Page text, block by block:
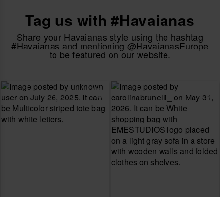
Tag us with #Havaianas
Share your Havaianas style using the hashtag
#Havaianas and mentioning @HavaianasEurope
to be featured on our website.